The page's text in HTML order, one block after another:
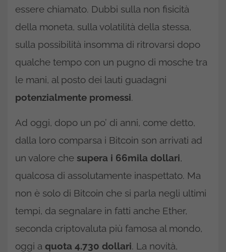
essere chiamato. Dubbi sulla non fisicità
della moneta, sulla volatilità della stessa,
sulla possibilità insomma di ritrovarsi dopo
qualche tempo con un pugno di mosche tra
le mani, al posto dei lauti guadagni
potenzialmente promessi.
Ad oggi, dopo un po’ di anni, come detto,
dalla loro comparsa i Bitcoin son arrivati ad
un valore che supera i 66mila dollari,
qualcosa di assolutamente inaspettato. Ma
non è solo di Bitcoin che si parla negli ultimi
tempi, da segnalare in fatti anche Ether,
seconda criptovaluta più famosa al mondo,
oggi a quota 4.730 dollari. La novità,